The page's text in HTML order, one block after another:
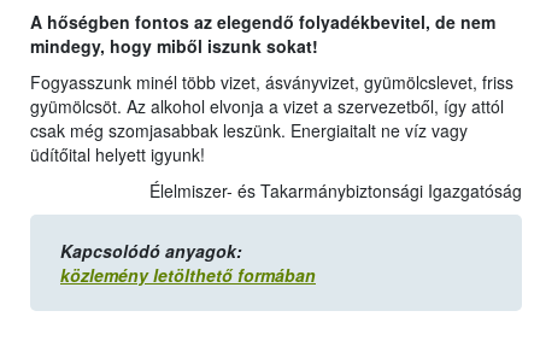
A hőségben fontos az elegendő folyadékbevitel, de nem
mindegy, hogy miből iszunk sokat!
Fogyasszunk minél több vizet, ásványvizet, gyümölcslevet, friss
gyümölcsöt. Az alkohol elvonja a vizet a szervezetből, így attól
csak még szomjasabbak leszünk. Energiaitalt ne víz vagy
üdítőital helyett igyunk!
Élelmiszer- és Takarmánybiztonsági Igazgatóság
Kapcsolódó anyagok:
közlemény letölthető formában